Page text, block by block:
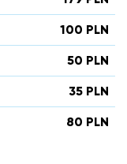
100 PLN
50 PLN
35 PLN
80 PLN